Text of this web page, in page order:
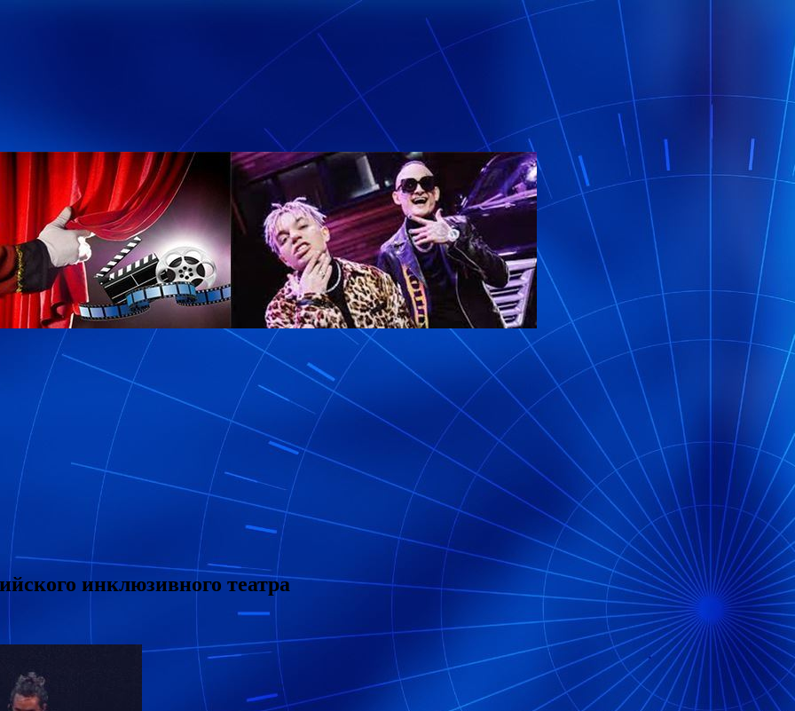
инклюзивного театра